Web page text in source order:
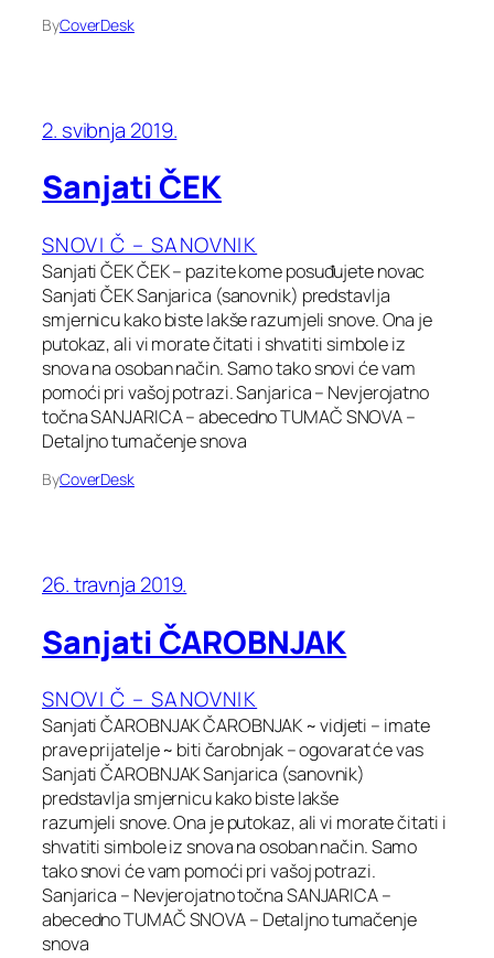
ByCoverDesk
2. svibnja 2019.
Sanjati ČEK
SNOVI Č – SANOVNIK
Sanjati ČEK ČEK – pazite kome posuđujete novac
Sanjati ČEK Sanjarica (sanovnik) predstavlja
smjernicu kako biste lakše razumjeli snove. Ona je
putokaz, ali vi morate čitati i shvatiti simbole iz
snova na osoban način. Samo tako snovi će vam
pomoći pri vašoj potrazi. Sanjarica – Nevjerojatno
točna SANJARICA – abecedno TUMAČ SNOVA –
Detaljno tumačenje snova
ByCoverDesk
26. travnja 2019.
Sanjati ČAROBNJAK
SNOVI Č – SANOVNIK
Sanjati ČAROBNJAK ČAROBNJAK ~ vidjeti – imate
prave prijatelje ~ biti čarobnjak – ogovarat će vas
Sanjati ČAROBNJAK Sanjarica (sanovnik)
predstavlja smjernicu kako biste lakše
razumjeli snove. Ona je putokaz, ali vi morate čitati i
shvatiti simbole iz snova na osoban način. Samo
tako snovi će vam pomoći pri vašoj potrazi.
Sanjarica – Nevjerojatno točna SANJARICA –
abecedno TUMAČ SNOVA – Detaljno tumačenje
snova